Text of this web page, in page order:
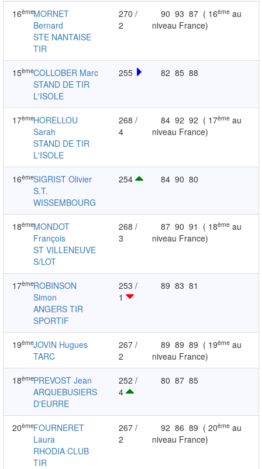
16èmeMORNET
Bernard
STE NANTAISE
TIR
270 /
2
90 93 87 ( 16ème au
niveau France)
15èmeCOLLOBER Marc
STAND DE TIR
L'ISOLE
255 82 85 88
17èmeHORELLOU
Sarah
STAND DE TIR
L'ISOLE
268 /
4
84 92 92 ( 17ème au
niveau France)
16èmeSIGRIST Olivier
S.T.
WISSEMBOURG
254 84 90 80
18èmeMONDOT
François
ST VILLENEUVE
S/LOT
268 /
3
87 90 91 ( 18ème au
niveau France)
17èmeROBINSON
Simon
ANGERS TIR
SPORTIF
253 /
1
89 83 81
19èmeJOVIN Hugues
TARC
267 /
2
89 89 89 ( 19ème au
niveau France)
18èmePREVOST Jean
ARQUEBUSIERS
D'EURRE
252 /
4
80 87 85
20èmeFOURNERET
Laura
RHODIA CLUB
TIR
267 /
2
92 86 89 ( 20ème au
niveau France)